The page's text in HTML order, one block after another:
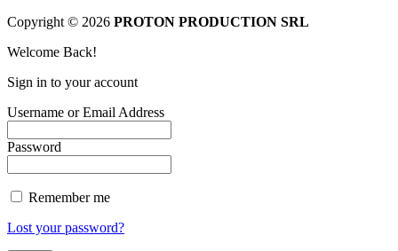
Copyright © 2026 PROTON PRODUCTION SRL
Welcome Back!
Sign in to your account
Username or Email Address
Password
Remember me
Lost your password?